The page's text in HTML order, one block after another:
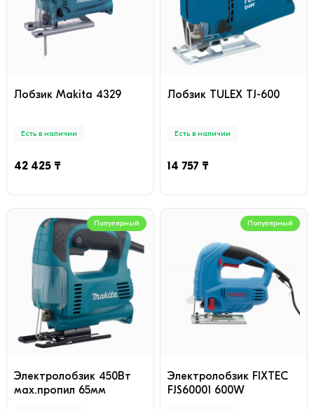
Лобзик Makita 4329
Есть в наличии
42 425 ₸
Лобзик TULEX TJ-600
Есть в наличии
14 757 ₸
Популярный
Электролобзик 450Вт
мах.пропил 65мм
Популярный
Электролобзик FIXTEC
FJS60001 600W